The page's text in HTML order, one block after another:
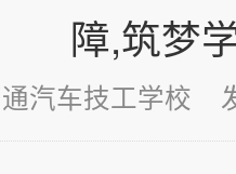
障,筑梦
汽车技工学校